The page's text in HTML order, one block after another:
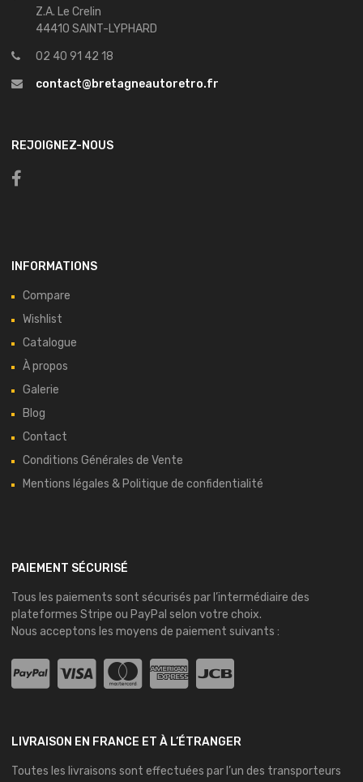
Z.A. Le Crelin
44410 SAINT-LYPHARD
02 40 91 42 18
contact@bretagneautoretro.fr
REJOIGNEZ-NOUS
INFORMATIONS
Compare
Wishlist
Catalogue
À propos
Galerie
Blog
Contact
Conditions Générales de Vente
Mentions légales & Politique de confidentialité
PAIEMENT SÉCURISÉ
Tous les paiements sont sécurisés par l’intermédiaire des
plateformes Stripe ou PayPal selon votre choix.
Nous acceptons les moyens de paiement suivants :
LIVRAISON EN FRANCE ET À L’ÉTRANGER
Toutes les livraisons sont effectuées par l’un des transporteurs